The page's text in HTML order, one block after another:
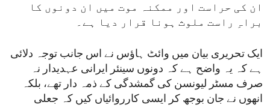
ان کی حراست اور ممکنہ موت میں ان دونوں کا
براہِ راست ملوث ہونا قرار دیا ہے۔
ایک تحریری بیان میں وائٹ ہاؤس نے اس جانب توجہ دلائی
ہے کہ یہ واضح ہے کہ دونوں سینئر ایرانی عہدیدار نہ
صرف مسٹر لیونسن کی گمشدگی کے ذمہ دار تھے، بلکہ
انھوں نے جان بوجھ کر ایسی کارروائیاں کیں کہ جعلی